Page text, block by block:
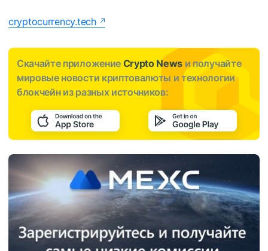
cryptocurrency.tech
Скачайте приложение Crypto News и получайте
мировые новости криптовалюты и технологии
блокчейн из разных источников: